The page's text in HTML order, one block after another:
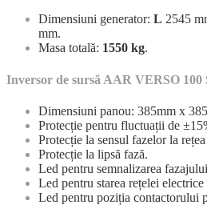
Dimensiuni generator: L 2545
mm.
Masa totală: 1550 kg.
Inversor de sursă AAR VERSO
Dimensiuni panou: 385mm x
Protecție pentru fluctuații de
Protecție la sensul fazelor la
Protecție la lipsă fază.
Led pentru semnalizarea
Led pentru starea rețelei
Led pentru poziția contactorului